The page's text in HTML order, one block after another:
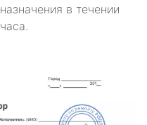
назначения в течении
часа.